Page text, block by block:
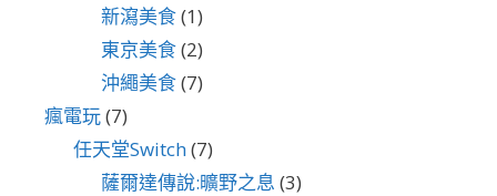
新瀉美食(1)
東京美食(2)
沖繩美食(7)
瘋電玩(7)
任天堂Switch(7)
薩爾達傳說:曠野之息 (3)